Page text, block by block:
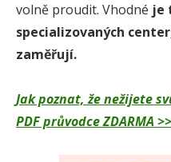
volně proudit. Vhodné je
specializovaných
zaměřují.
Jak poznat, že nežijete
PDF průvodce ZDARMA